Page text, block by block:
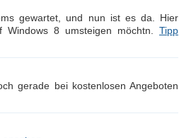
gewartet, und nun ist es da. Hier
8 umsteigen möchtn. Tipp
gerade bei kostenlosen Angeboten